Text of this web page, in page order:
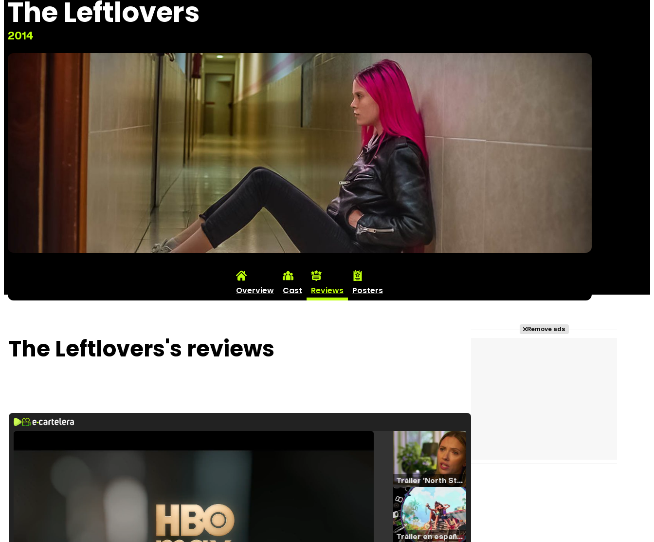
The Leftlovers
2014
Overview Cast Reviews Posters
The Leftlovers's reviews
Tráiler 'North Star' (2023)
Tráiler en español de 'La isla olvidada'
Remove ads